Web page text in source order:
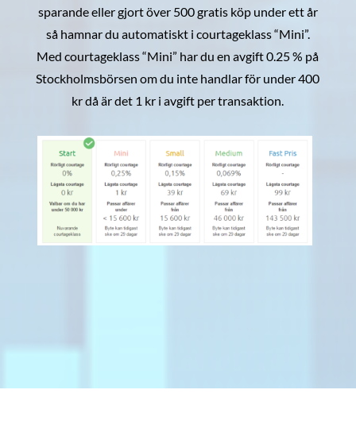
sparande eller gjort över 500 gratis köp under ett år
så hamnar du automatiskt i courtageklass “Mini”.
Med courtageklass “Mini” har du en avgift 0.25 % på
Stockholmsbörsen om du inte handlar för under 400
kr då är det 1 kr i avgift per transaktion.